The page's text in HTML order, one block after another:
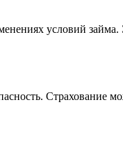
условий займа.
Страхование